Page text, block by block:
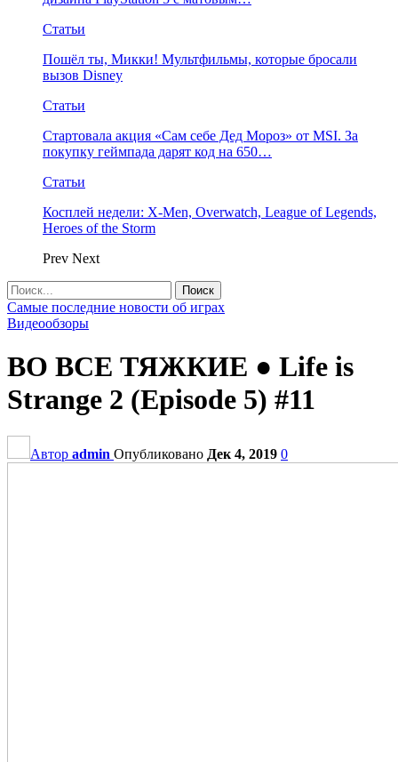
Статьи
Пошёл ты, Микки! Мультфильмы, которые бросали
вызов Disney
Статьи
Стартовала акция «Сам себе Дед Мороз» от MSI. За
покупку геймпада дарят код на 650…
Статьи
Косплей недели: X-Men, Overwatch, League of Legends,
Heroes of the Storm
Prev Next
Самые последние новости об играх
Видеообзоры
ВО ВСЕ ТЯЖКИЕ ● Life is
Strange 2 (Episode 5) #11
Автор admin Опубликовано Дек 4, 2019 0